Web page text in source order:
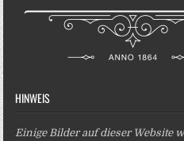
HINWEIS
Einige Bilder auf dieser Website